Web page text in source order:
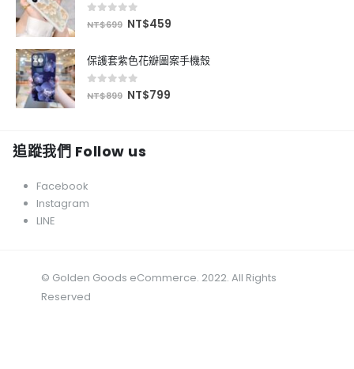
out of 5
NT$699 NT$459
保護套紫色花瓣圖案手機殼
out of 5
NT$899 NT$799
追蹤我們 Follow us
Facebook
Instagram
LINE
© Golden Goods eCommerce. 2022. All Rights
Reserved